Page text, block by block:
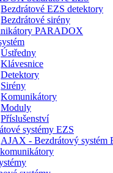
Bezdrátové EZS detektory
Bezdrátové sirény
PARADOX
Ústředny
Klávesnice
Detektory
Sirény
Komunikátory
Moduly
Příslušenství
systémy EZS
AJAX - Bezdrátový systém